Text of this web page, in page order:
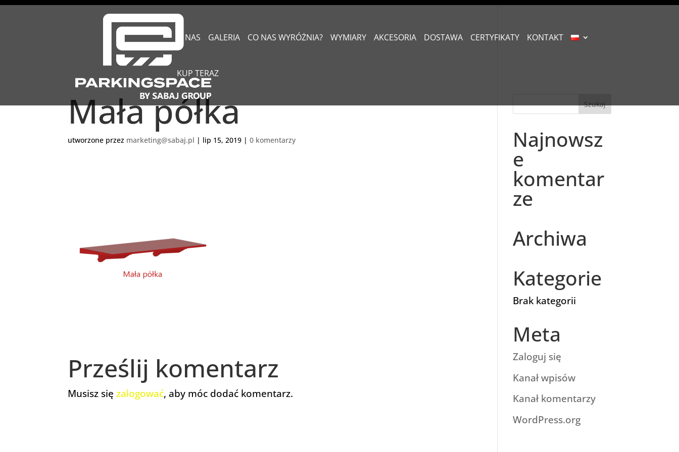
O NAS GALERIA CO NAS WYRÓŻNIA? WYMIARY AKCESORIA DOSTAWA CERTYFIKATY KONTAKT
KUP TERAZ
Mała półka
utworzone przez marketing@sabaj.pl | lip 15, 2019 |0 komentarzy
Prześlij komentarz
Musisz sięzalogować, aby móc dodać komentarz.
Najnowsz
e
komentar
ze
Archiwa
Kategorie
Brak kategorii
Meta
Zaloguj się
Kanał wpisów
Kanał komentarzy
WordPress.org